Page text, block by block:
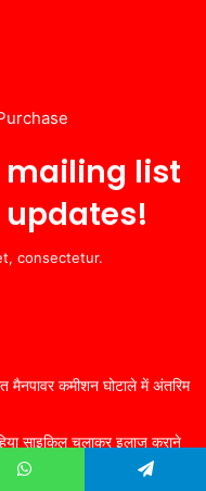
mailing list
consectetur.
मैनपावर कमीशन घोटाले में अंतरिम
साइकिल चलाकर इलाज कराने